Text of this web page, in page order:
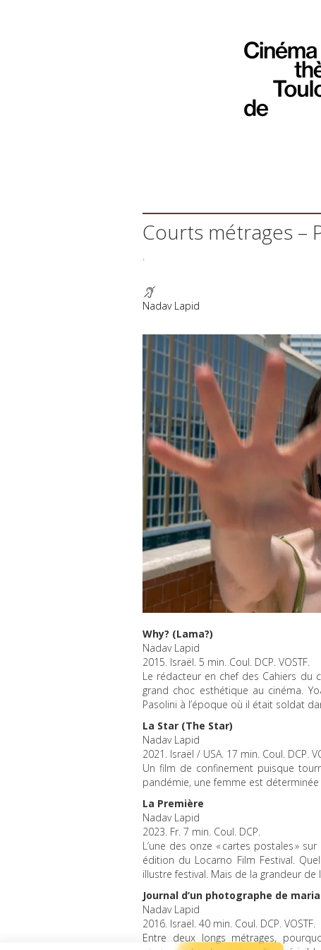
Courts métrages –
.
Nadav Lapid
Why? (Lama?)
Nadav Lapid
2015. Israël. 5 min. Coul. DCP. VOSTF.
Le rédacteur en chef des Cahiers du
grand choc esthétique au cinéma.
Pasolini à l’époque où il était soldat
La Star (The Star)
Nadav Lapid
2021. Israël / USA. 17 min. Coul. DCP.
Un film de confinement puisque
pandémie, une femme est
La Première
Nadav Lapid
2023. Fr. 7 min. Coul. DCP.
L’une des onze « cartes postales »
édition du Locarno Film Festival.
illustre festival. Mais de la grandeur de
Journal d’un photographe de
Nadav Lapid
2016. Israël. 40 min. Coul. DCP. VOSTF.
Entre deux longs métrages,